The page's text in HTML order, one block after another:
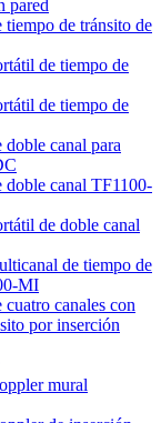
pared
de tránsito de
de tiempo de
de tiempo de
canal para
doble canal TF1100-
de doble canal
de tiempo de
MI
canales con
por inserción
mural